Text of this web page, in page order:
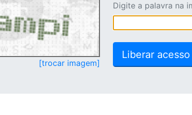
[trocar imagem]
Digite a palavra na